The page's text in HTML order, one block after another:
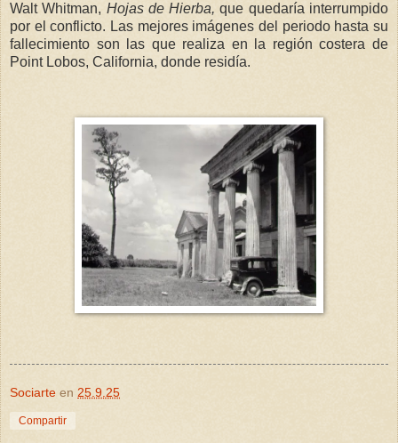
Walt Whitman, Hojas de Hierba, que quedaría interrumpido
por el conflicto. Las mejores imágenes del periodo hasta su
fallecimiento son las que realiza en la región costera de
Point Lobos, California, donde residía.
Sociarte en 25.9.25
Compartir